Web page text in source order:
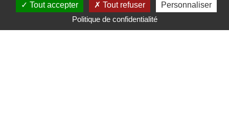
Nos magasins
Tout accepter
Tout refuser
Personnaliser
Politique de confidentialité